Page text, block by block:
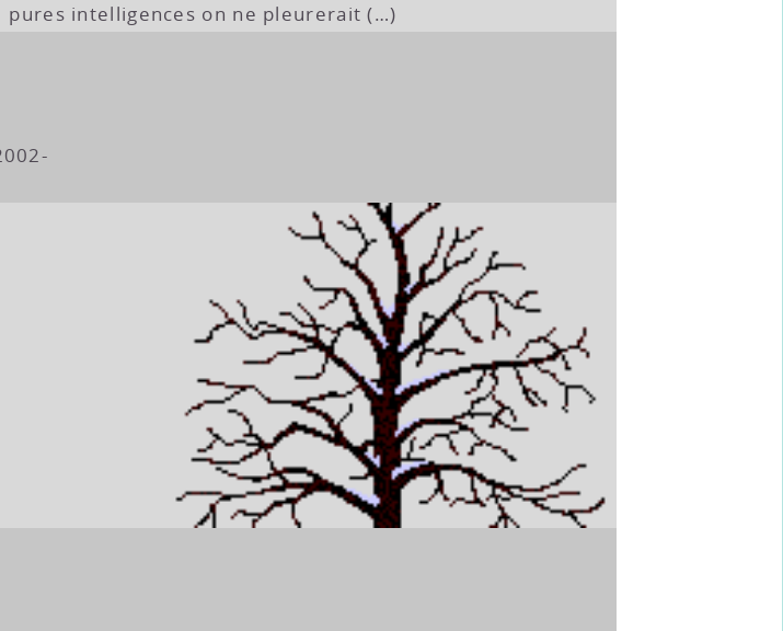
pures intelligences on ne pleurerait (…)